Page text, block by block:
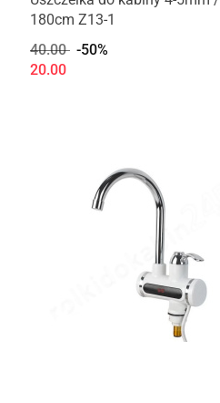
180cm Z13-1
40.00 -50%
20.00